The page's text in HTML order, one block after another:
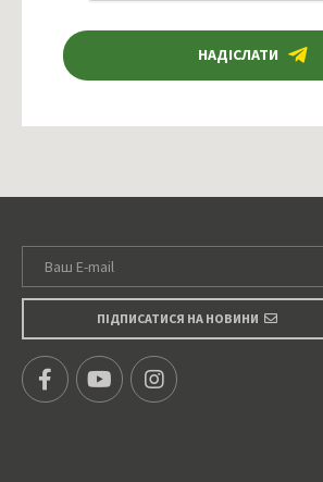
ПІДПИСАТИСЯ НА НОВИНИ